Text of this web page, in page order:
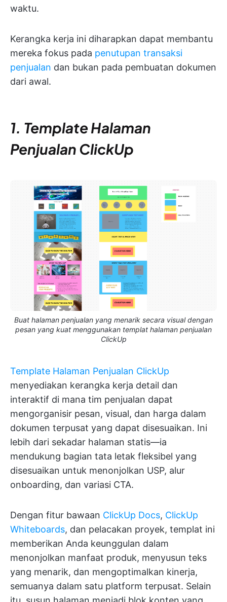
waktu.
Kerangka kerja ini diharapkan dapat membantu
mereka fokus pada penutupan transaksi
penjualan dan bukan pada pembuatan dokumen
dari awal.
1. Template Halaman
Penjualan ClickUp
Buat halaman penjualan yang menarik secara visual dengan
pesan yang kuat menggunakan templat halaman penjualan
ClickUp
Template Halaman Penjualan ClickUp
menyediakan kerangka kerja detail dan
interaktif di mana tim penjualan dapat
mengorganisir pesan, visual, dan harga dalam
dokumen terpusat yang dapat disesuaikan. Ini
lebih dari sekadar halaman statis—ia
mendukung bagian tata letak fleksibel yang
disesuaikan untuk menonjolkan USP, alur
onboarding, dan variasi CTA.
Dengan fitur bawaan ClickUp Docs, ClickUp
Whiteboards, dan pelacakan proyek, templat ini
memberikan Anda keunggulan dalam
menonjolkan manfaat produk, menyusun teks
yang menarik, dan mengoptimalkan kinerja,
semuanya dalam satu platform terpusat. Selain